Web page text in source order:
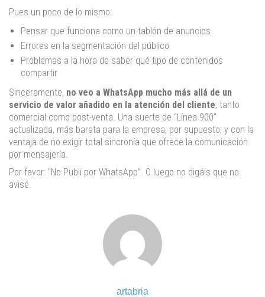
Pues un poco de lo mismo:
Pensar que funciona como un tablón de anuncios
Errores en la segmentación del público
Problemas a la hora de saber qué tipo de contenidos
compartir
Sinceramente, no veo a WhatsApp mucho más allá de un
servicio de valor añadido en la atención del cliente; tanto
comercial como post-venta. Una suerte de “Línea 900”
actualizada, más barata para la empresa, por supuesto; y con la
ventaja de no exigir total sincronía que ofrece la comunicación
por mensajería.
Por favor: “No Publi por WhatsApp”. O luego no digáis que no
avisé.
artabria